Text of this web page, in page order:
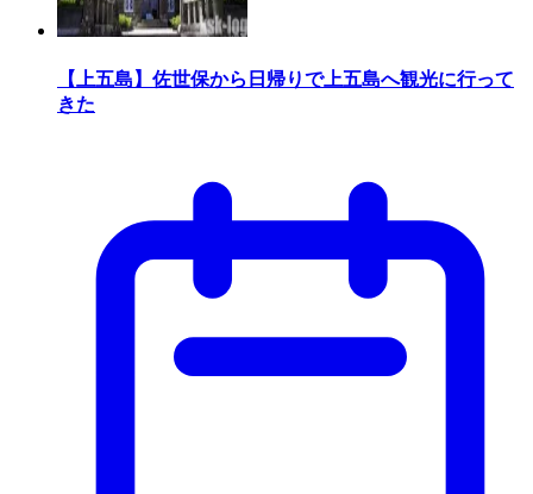
【上五島】佐世保から日帰りで上五島へ観光に行って
きた